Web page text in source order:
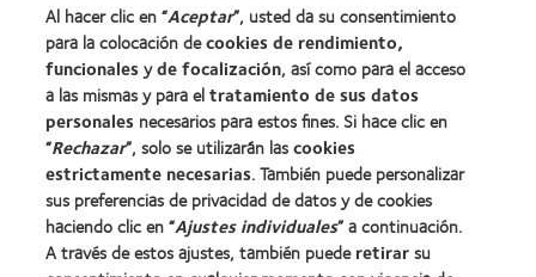
Usuario experimentado
Blog
Sobre nosotros
Carreras
Noticias
Contacto
Al hacer clic en “Aceptar”, usted da su consentimiento
para la colocación decookies de rendimiento,
funcionalesyde focalización, así como para el acceso
a las mismas y para eltratamiento de sus datos
personales necesarios para estos fines. Si hace clic en
“Rechazar”, solo se utilizarán lascookies
estrictamente necesarias. También puede personalizar
sus preferencias de privacidad de datos y de cookies
haciendo clic en “Ajustes individuales” a continuación.
A través de estos ajustes, también puederetirarsu